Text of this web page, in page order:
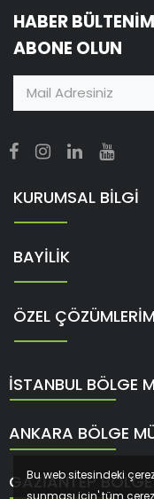
HABER
ABONE OLUN
KURUMSAL BİLGİ
BAYİLİK
ÖZEL
İSTANBUL BÖLGE
ANKARA BÖLGE
GAZIANTEP
Bu web sitesindeki
sunması için' tüm